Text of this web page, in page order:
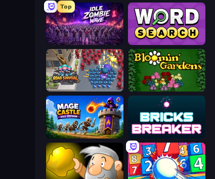
Top
Idle Zombie Wave: Survivors Daily Word Search
Road Survival Blooming Gardens
Mage Castle Idle Defense Bricks Breaker